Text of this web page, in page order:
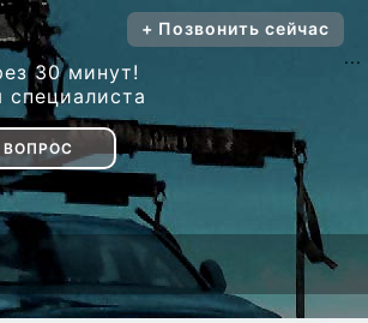
+ Позвонить сейчас
...
30 минут!
специалиста
ВОПРОС